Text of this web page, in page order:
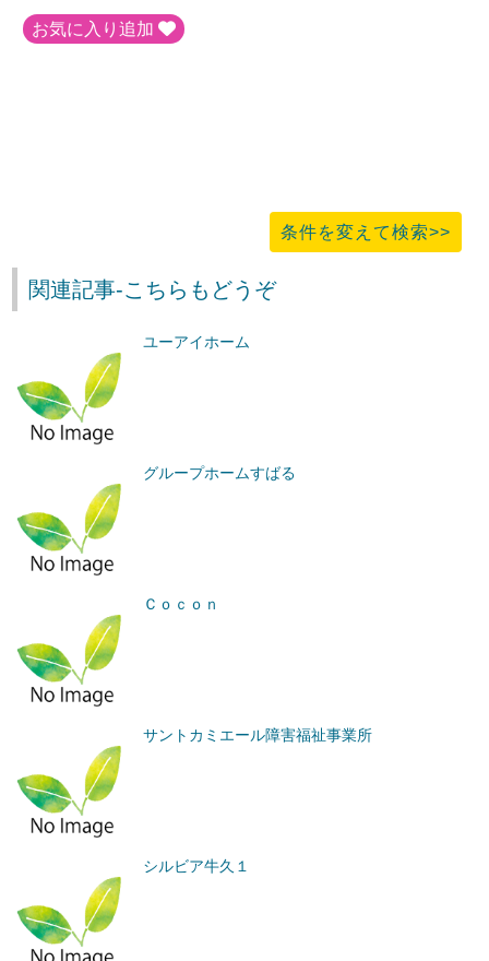
お気に入り追加
条件を変えて検索>>
関連記事-こちらもどうぞ
ユーアイホーム
グループホームすばる
Ｃｏｃｏｎ
サントカミエール障害福祉事業所
シルビア牛久１